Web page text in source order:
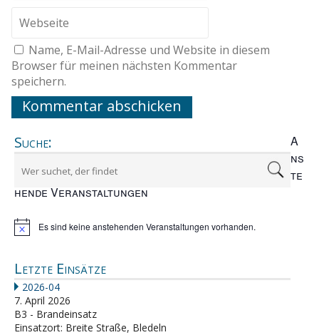
Name, E-Mail-Adresse und Website in diesem
Browser für meinen nächsten Kommentar
speichern.
Suche:
A
ns
te
hende Veranstaltungen
HinweisEs sind keine anstehenden Veranstaltungen vorhanden.
Letzte Einsätze
2026-04
7. April 2026
B3 - Brandeinsatz
Einsatzort: Breite Straße, Bledeln